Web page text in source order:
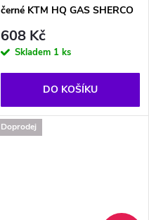
černé KTM HQ GAS SHERCO
608 Kč
Skladem 1 ks
DO KOŠÍKU
Doprodej